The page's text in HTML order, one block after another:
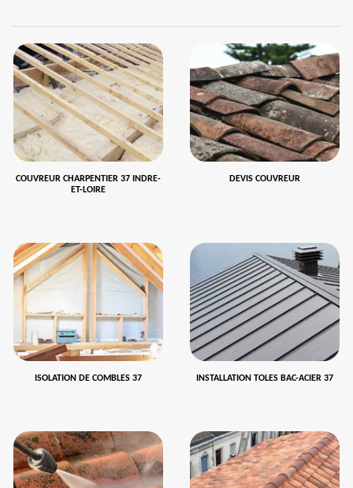
COUVREUR CHARPENTIER 37 INDRE-
ET-LOIRE
DEVIS COUVREUR
ISOLATION DE COMBLES 37 INSTALLATION TOLES BAC-ACIER 37